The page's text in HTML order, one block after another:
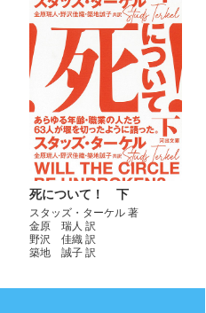
死について！ 下
スタッズ・ターケル 著
金原 瑞人 訳
野沢 佳織 訳
築地 誠子 訳